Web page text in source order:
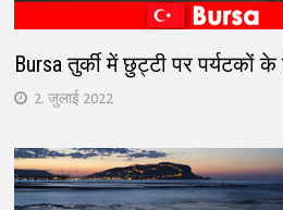
Bursa तुर्की में छुट्टी पर पर्यटकों के
2. जुलाई 2022